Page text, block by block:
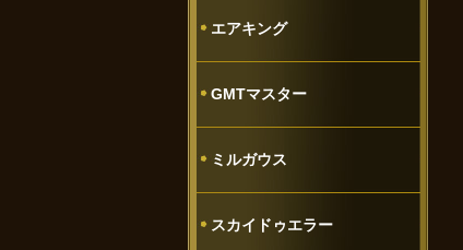
エアキング
GMTマスター
ミルガウス
スカイドゥエラー